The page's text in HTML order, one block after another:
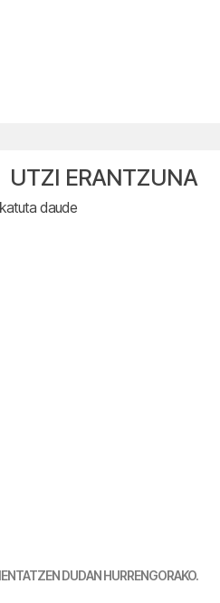
UTZI ERANTZUNA
daude
DUDAN HURRENGORAKO.